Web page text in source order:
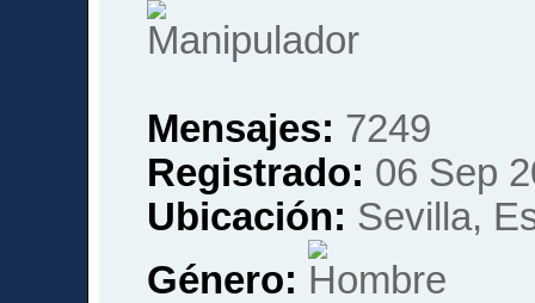
Mensajes: 7249
Registrado: 06 Sep
Ubicación: Sevilla,
Género: